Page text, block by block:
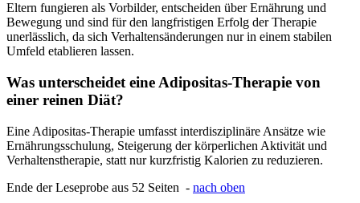
Eltern fungieren als Vorbilder, entscheiden über Ernährung und
Bewegung und sind für den langfristigen Erfolg der Therapie
unerlässlich, da sich Verhaltensänderungen nur in einem stabilen
Umfeld etablieren lassen.
Was unterscheidet eine Adipositas-Therapie von
einer reinen Diät?
Eine Adipositas-Therapie umfasst interdisziplinäre Ansätze wie
Ernährungsschulung, Steigerung der körperlichen Aktivität und
Verhaltenstherapie, statt nur kurzfristig Kalorien zu reduzieren.
Ende der Leseprobe aus 52 Seiten - nach oben